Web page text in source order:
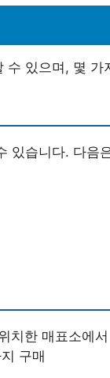
수 있으며, 몇 가
있습니다. 다음
치한 매표소에
구매